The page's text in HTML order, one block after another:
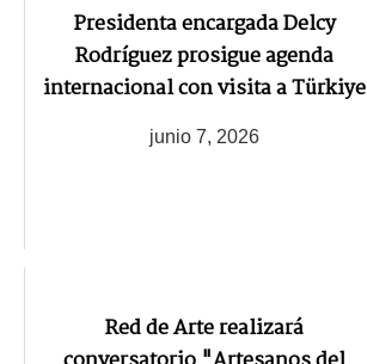
Presidenta encargada Delcy
Rodríguez prosigue agenda
internacional con visita a Türkiye
junio 7, 2026
Red de Arte realizará